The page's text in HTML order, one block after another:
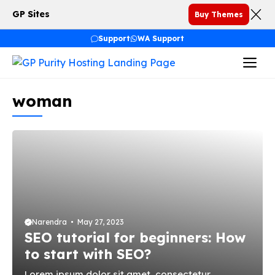
GP Sites Buy Themes
Support WA Support
woman
Narendra May 27, 2023
SEO tutorial for beginners: How
to start with SEO?